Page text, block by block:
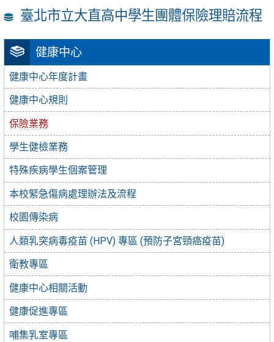
健康中心
健康中心年度計畫
健康中心規則
保險業務
學生健檢業務
特殊疾病學生個案管理
本校緊急傷病處理辦法及流程
校園傳染病
人類乳突病毒疫苗 (HPV) 專區 (預防子宮頸癌疫苗)
衛教專區
健康中心相關活動
健康促進專區
哺集乳室專區
臺北市立大直高中學生團體保險理賠流程